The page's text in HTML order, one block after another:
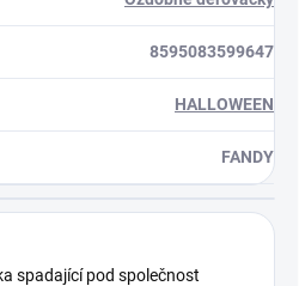
8595083599647
HALLOWEEN
FANDY
spadající pod společnost